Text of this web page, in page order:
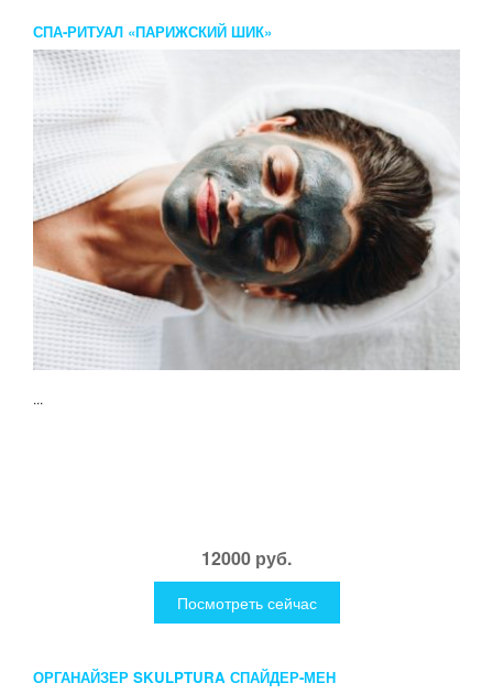
СПА-РИТУАЛ «ПАРИЖСКИЙ ШИК»
...
12000 руб.
Посмотреть сейчас
ОРГАНАЙЗЕР SKULPTURA СПАЙДЕР-МЕН